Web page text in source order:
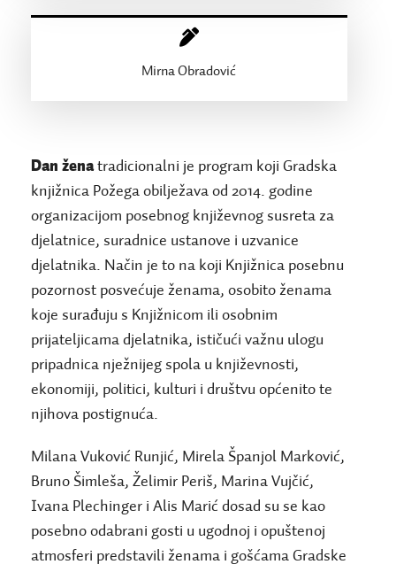
Mirna Obradović
Dan ženatradicionalni je program koji Gradska
knjižnica Požega obilježava od 2014. godine
organizacijom posebnog književnog susreta za
djelatnice, suradnice ustanove i uzvanice
djelatnika. Način je to na koji Knjižnica posebnu
pozornost posvećuje ženama, osobito ženama
koje surađuju s Knjižnicom ili osobnim
prijateljicama djelatnika, ističući važnu ulogu
pripadnica nježnijeg spola u književnosti,
ekonomiji, politici, kulturi i društvu općenito te
njihova postignuća.
Milana Vuković Runjić, Mirela Španjol Marković,
Bruno Šimleša, Želimir Periš, Marina Vujčić,
Ivana Plechinger i Alis Marić dosad su se kao
posebno odabrani gosti u ugodnoj i opuštenoj
atmosferi predstavili ženama i gošćama Gradske